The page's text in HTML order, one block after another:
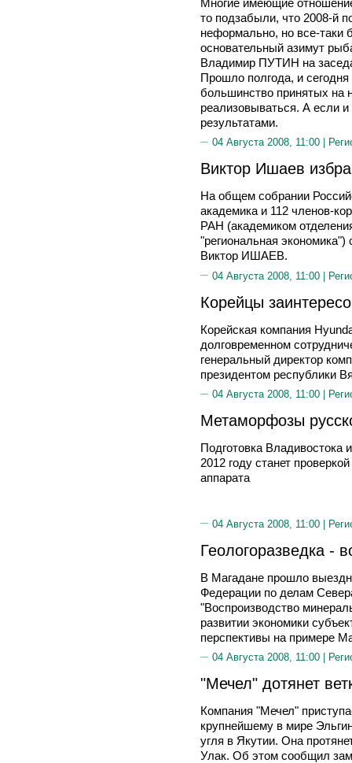
то подзабыли, что 2008-й
неформально, но все-таки
основательный азимут
Владимир ПУТИН на
Прошло полгода, и
большинство принятых на
реализовываться. А если
результатами.
04 Августа 2008, 11:00 |
Виктор Ишаев
На общем собрании
академика и 112 членов-
РАН (академиком
"региональная экономика")
Виктор ИШАЕВ.
04 Августа 2008, 11:00 |
Корейцы
Корейская компания
долговременном
генеральный директор
президентом
04 Августа 2008, 11:00 |
Метаморфозы
Подготовка Владивостока
2012 году станет
аппарата
04 Августа 2008, 11:00 |
Геологоразведка -
В Магадане прошло
Федерации по делам
"Воспроизводство
развитии экономики
перспективы на примере
04 Августа 2008, 11:00 |
"Мечел" дотянет
Компания "Мечел"
крупнейшему в мире
угля в Якутии. Она
Улак. Об этом сообщил